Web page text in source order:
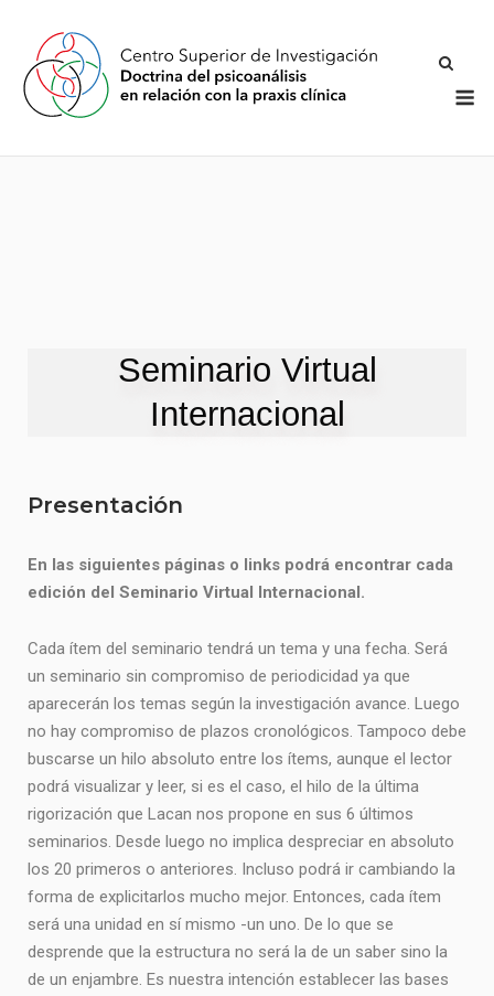
Seminario Virtual
Internacional
Presentación
En las siguientes páginas o links podrá encontrar cada
edición del Seminario Virtual Internacional.
Cada ítem del seminario tendrá un tema y una fecha. Será
un seminario sin compromiso de periodicidad ya que
aparecerán los temas según la investigación avance. Luego
no hay compromiso de plazos cronológicos. Tampoco debe
buscarse un hilo absoluto entre los ítems, aunque el lector
podrá visualizar y leer, si es el caso, el hilo de la última
rigorización que Lacan nos propone en sus 6 últimos
seminarios. Desde luego no implica despreciar en absoluto
los 20 primeros o anteriores. Incluso podrá ir cambiando la
forma de explicitarlos mucho mejor. Entonces, cada ítem
será una unidad en sí mismo -un uno. De lo que se
desprende que la estructura no será la de un saber sino la
de un enjambre. Es nuestra intención establecer las bases